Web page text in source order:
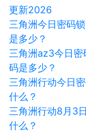
更新2026
三角洲今日密码
是多少？
三角洲az3今日
码是多少？
三角洲行动今日
什么？
三角洲行动8月3
什么？